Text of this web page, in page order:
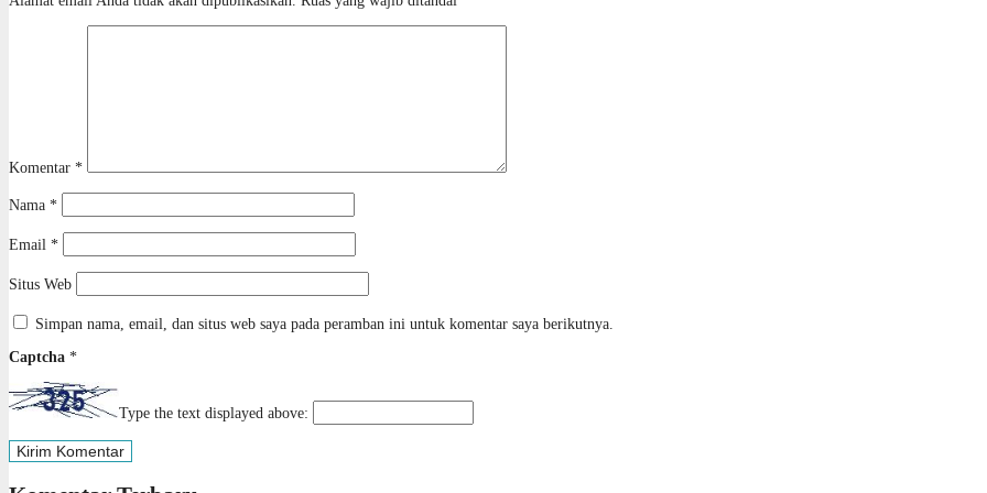
Komentar *
Nama *
Email *
Situs Web
Simpan nama, email, dan situs web saya pada peramban ini untuk komentar saya berikutnya.
Captcha *
Type the text displayed above: